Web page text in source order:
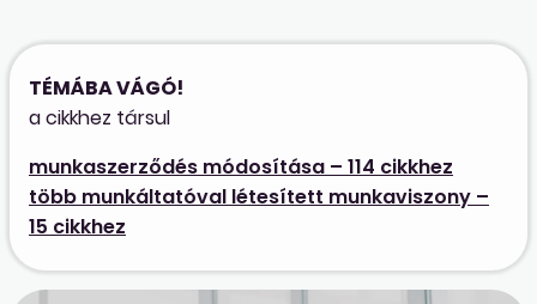
TÉMÁBA VÁGÓ!
a cikkhez társul
munkaszerződés módosítása – 114 cikkhez
több munkáltatóval létesített munkaviszony –
15 cikkhez